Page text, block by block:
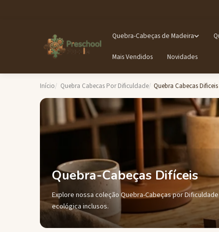
Quebra-Cabeças de Madeira
Mais Vendidos Novidades
Início Quebra Cabecas Por Dificuldade Quebra Cabecas Dificeis
Quebra-Cabeças Difíceis
Explore nossa coleção Quebra-Cabeças por
ecológica inclusos.